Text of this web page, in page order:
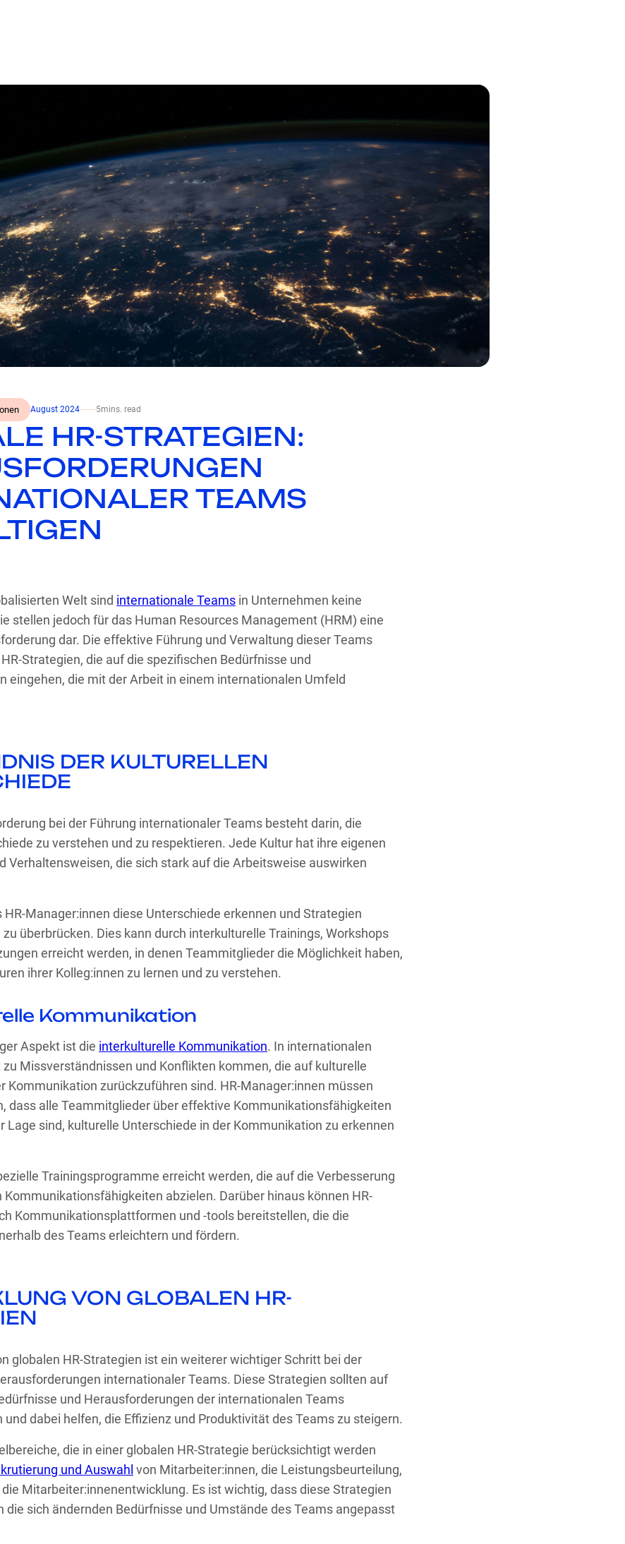
August 2024⸺5mins. read
HR-STRATEGIEN:
TEAMS
Welt sind internationale Teams in Unternehmen keine
stellen jedoch für das Human Resources Management (HRM) eine
dar. Die effektive Führung und Verwaltung dieser Teams
Strategien, die auf die spezifischen Bedürfnisse und
eingehen, die mit der Arbeit in einem internationalen Umfeld
DER KULTURELLEN
bei der Führung internationaler Teams besteht darin, die
zu verstehen und zu respektieren. Jede Kultur hat ihre eigenen
Verhaltensweisen, die sich stark auf die Arbeitsweise auswirken
HR-Manager:innen diese Unterschiede erkennen und Strategien
überbrücken. Dies kann durch interkulturelle Trainings, Workshops
erreicht werden, in denen Teammitglieder die Möglichkeit haben,
ihrer Kolleg:innen zu lernen und zu verstehen.
Kommunikation
Aspekt ist die interkulturelle Kommunikation. In internationalen
Missverständnissen und Konflikten kommen, die auf kulturelle
Kommunikation zurückzuführen sind. HR-Manager:innen müssen
dass alle Teammitglieder über effektive Kommunikationsfähigkeiten
Lage sind, kulturelle Unterschiede in der Kommunikation zu erkennen
Trainingsprogramme erreicht werden, die auf die Verbesserung
abzielen. Darüber hinaus können HR-
Kommunikationsplattformen und -tools bereitstellen, die die
des Teams erleichtern und fördern.
VON GLOBALEN HR-
globalen HR-Strategien ist ein weiterer wichtiger Schritt bei der
internationaler Teams. Diese Strategien sollten auf
und Herausforderungen der internationalen Teams
dabei helfen, die Effizienz und Produktivität des Teams zu steigern.
die in einer globalen HR-Strategie berücksichtigt werden
und Auswahl von Mitarbeiter:innen, die Leistungsbeurteilung,
Mitarbeiter:innenentwicklung. Es ist wichtig, dass diese Strategien
die sich ändernden Bedürfnisse und Umstände des Teams angepasst